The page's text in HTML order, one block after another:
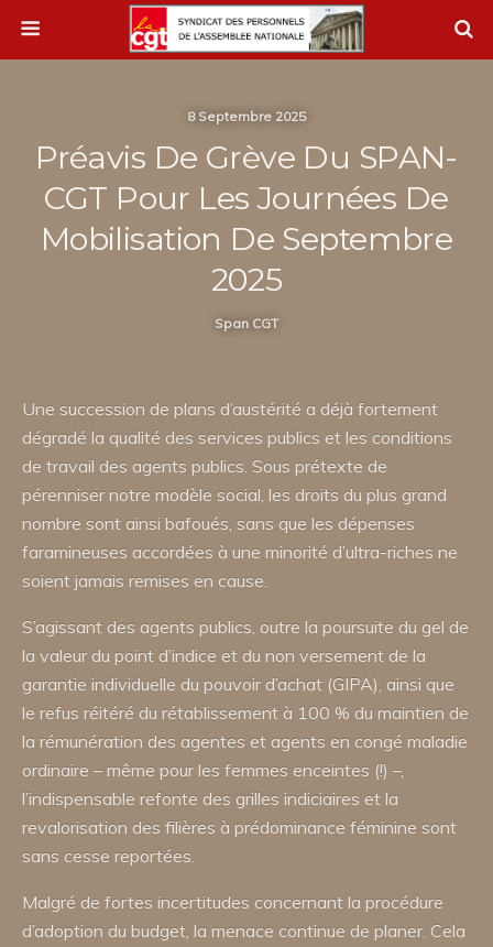
8 Septembre 2025
Préavis De Grève Du SPAN-
CGT Pour Les Journées De
Mobilisation De Septembre
2025
Span CGT
Une succession de plans d’austérité a déjà fortement
dégradé la qualité des services publics et les conditions
de travail des agents publics. Sous prétexte de
pérenniser notre modèle social, les droits du plus grand
nombre sont ainsi bafoués, sans que les dépenses
faramineuses accordées à une minorité d’ultra-riches ne
soient jamais remises en cause.
S’agissant des agents publics, outre la poursuite du gel de
la valeur du point d’indice et du non versement de la
garantie individuelle du pouvoir d’achat (GIPA), ainsi que
le refus réitéré du rétablissement à 100 % du maintien de
la rémunération des agentes et agents en congé maladie
ordinaire – même pour les femmes enceintes (!) –,
l’indispensable refonte des grilles indiciaires et la
revalorisation des filières à prédominance féminine sont
sans cesse reportées.
Malgré de fortes incertitudes concernant la procédure
d’adoption du budget, la menace continue de planer. Cela